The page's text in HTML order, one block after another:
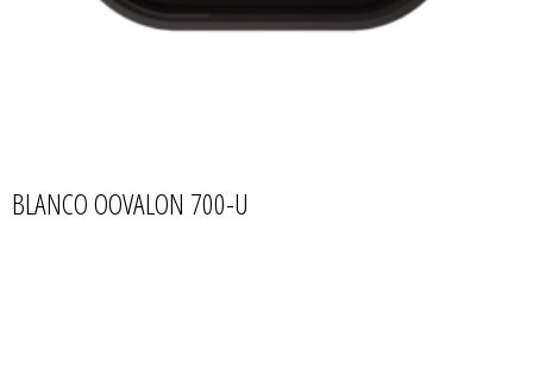
BLANCO OOVALON 700-U